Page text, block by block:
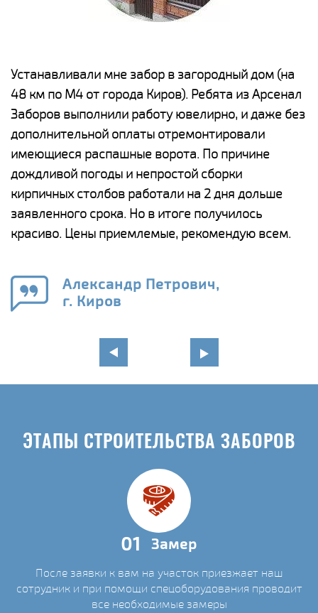
Устанавливали мне забор в загородный дом (на
48 км по М4 от города Киров). Ребята из Арсенал
Заборов выполнили работу ювелирно, и даже без
дополнительной оплаты отремонтировали
имеющиеся распашные ворота. По причине
дождливой погоды и непростой сборки
кирпичных столбов работали на 2 дня дольше
заявленного срока. Но в итоге получилось
красиво. Цены приемлемые, рекомендую всем.
Александр Петрович,
г. Киров
ЭТАПЫ СТРОИТЕЛЬСТВА ЗАБОРОВ
01 Замер
После заявки к вам на участок приезжает наш
сотрудник и при помощи спецоборудования проводит
все необходимые замеры